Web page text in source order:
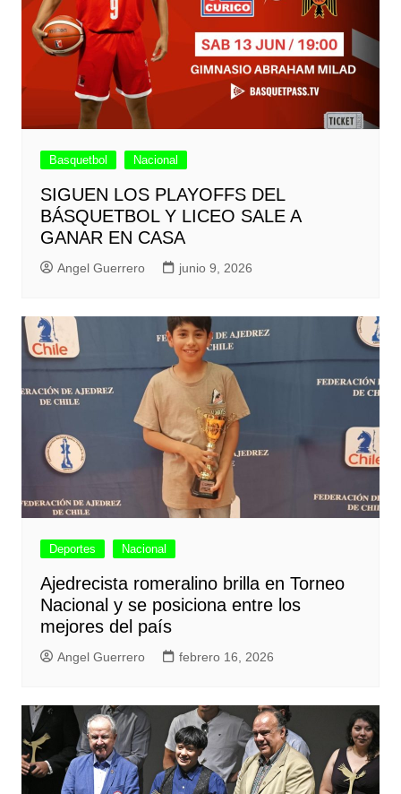
Basquetbol Nacional
SIGUEN LOS PLAYOFFS DEL
BÁSQUETBOL Y LICEO SALE A
GANAR EN CASA
Angel Guerrero junio 9, 2026
Deportes Nacional
Ajedrecista romeralino brilla en Torneo
Nacional y se posiciona entre los
mejores del país
Angel Guerrero febrero 16, 2026